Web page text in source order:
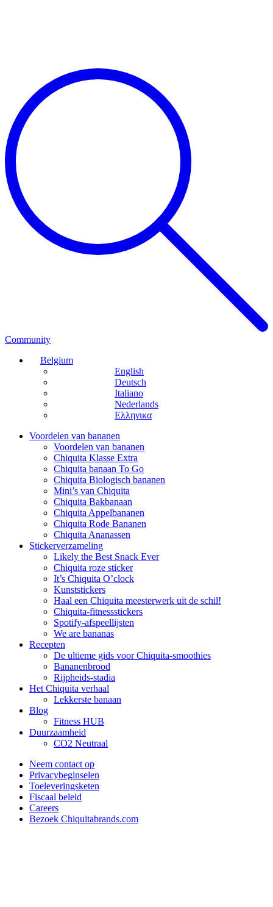
Community
Belgium
English
Deutsch
Italiano
Nederlands
Ελληνικα
Voordelen van bananen
Voordelen van bananen
Chiquita Klasse Extra
Chiquita banaan To Go
Chiquita Biologisch bananen
Mini’s van Chiquita
Chiquita Bakbanaan
Chiquita Appelbananen
Chiquita Rode Bananen
Chiquita Ananassen
Stickerverzameling
Likely the Best Snack Ever
Chiquita roze sticker
It’s Chiquita O’clock
Kunststickers
Haal een Chiquita meesterwerk uit de schil!
Chiquita-fitnessstickers
Spotify-afspeellijsten
We are bananas
Recepten
De ultieme gids voor Chiquita-smoothies
Bananenbrood
Rijpheids-stadia
Het Chiquita verhaal
Lekkerste banaan
Blog
Fitness HUB
Duurzaamheid
CO2 Neutraal
Neem contact op
Privacybeginselen
Toeleveringsketen
Fiscaal beleid
Careers
Bezoek Chiquitabrands.com